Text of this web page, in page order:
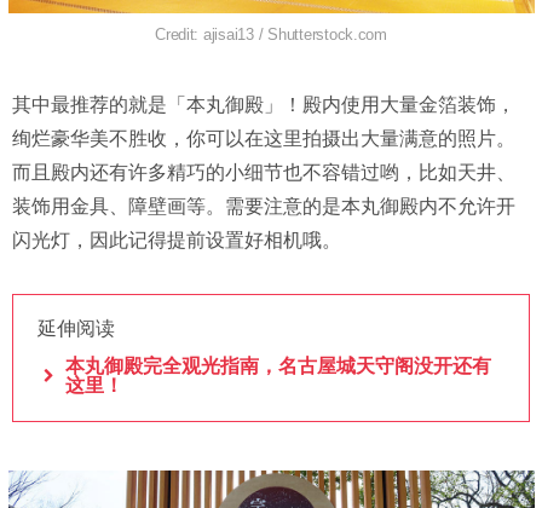
Credit: ajisai13 / Shutterstock.com
其中最推荐的就是「本丸御殿」！殿内使用大量金箔装饰，
绚烂豪华美不胜收，你可以在这里拍摄出大量满意的照片。
而且殿内还有许多精巧的小细节也不容错过哟，比如天井、
装饰用金具、障壁画等。需要注意的是本丸御殿内不允许开
闪光灯，因此记得提前设置好相机哦。
延伸阅读
本丸御殿完全观光指南，名古屋城天守阁没开还有
这里！